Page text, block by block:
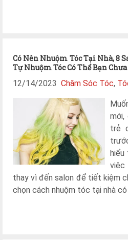
Có Nên Nhuộm Tóc Tại Nhà, 8
Tự Nhuộm Tóc Có Thể Bạn
12/14/2023 Chăm Sóc Tóc,
trẻ
hiểu
thay vì đến salon để tiết kiệm
chọn cách nhuộm tóc tại nhà có